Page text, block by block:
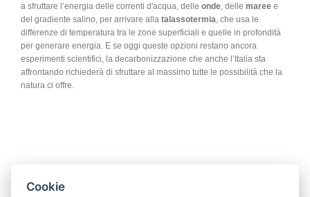
a sfruttare l’energia delle correnti d'acqua, delle onde, delle maree e
del gradiente salino, per arrivare alla talassotermia, che usa le
differenze di temperatura tra le zone superficiali e quelle in profondità
per generare energia. E se oggi queste opzioni restano ancora
esperimenti scientifici, la decarbonizzazione che anche l’Italia sta
affrontando richiederà di sfruttare al massimo tutte le possibilità che la
natura ci offre.
Cookie